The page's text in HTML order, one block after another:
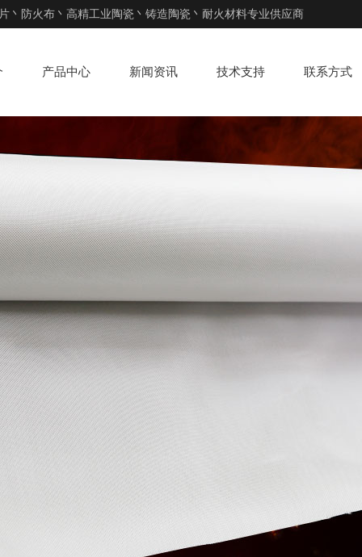
丶防火布丶高精工业陶瓷丶铸造陶瓷丶耐火材料专业供应商
产品中心 新闻资讯 技术支持 联系方式